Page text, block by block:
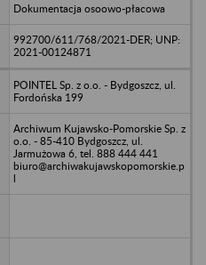
Dokumentacja osoowo-płacowa
992700/611/768/2021-DER; UNP:
2021-00124871
POINTEL Sp. z o.o. - Bydgoszcz, ul.
Fordońska 199
Archiwum Kujawsko-Pomorskie Sp. z
o.o. - 85-410 Bydgoszcz, ul.
Jarmużowa 6, tel. 888 444 441
biuro@archiwakujawskopomorskie.p
l